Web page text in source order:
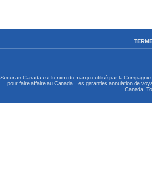
Securian Canada est le nom de marque utilisé par la
pour faire affaire au Canada. Les garanties annulation de
Canada.